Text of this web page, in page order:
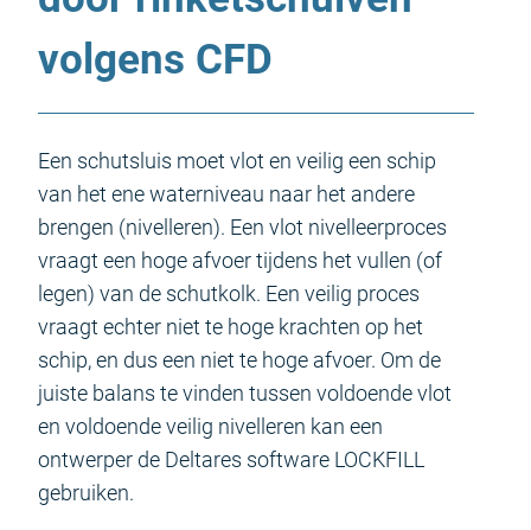
volgens CFD
Een schutsluis moet vlot en veilig een schip
van het ene waterniveau naar het andere
brengen (nivelleren). Een vlot nivelleerproces
vraagt een hoge afvoer tijdens het vullen (of
legen) van de schutkolk. Een veilig proces
vraagt echter niet te hoge krachten op het
schip, en dus een niet te hoge afvoer. Om de
juiste balans te vinden tussen voldoende vlot
en voldoende veilig nivelleren kan een
ontwerper de Deltares software LOCKFILL
gebruiken.